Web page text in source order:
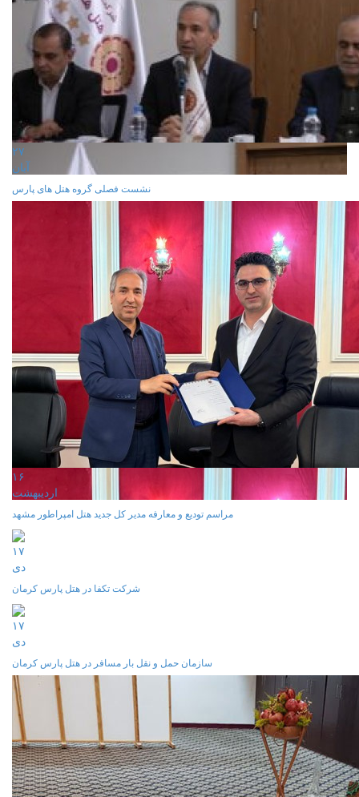
۲۷
آبان
نشست فصلی گروه هتل های پارس
۱۶
ارديبهشت
مراسم تودیع و معارفه مدیر کل جدید هتل امپراطور مشهد
۱۷
دی
شرکت تکفا در هتل پارس کرمان
۱۷
دی
سازمان حمل و نقل بار مسافر در هتل پارس کرمان